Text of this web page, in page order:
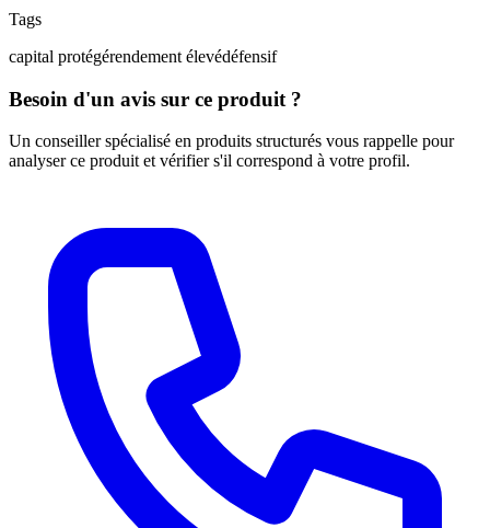
Tags
capital protégérendement élevédéfensif
Besoin d'un avis sur ce produit ?
Un conseiller spécialisé en produits structurés vous rappelle pour
analyser ce produit et vérifier s'il correspond à votre profil.